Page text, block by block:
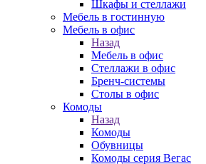
Шкафы и стеллажи
Мебель в гостинную
Мебель в офис
Назад
Мебель в офис
Стеллажи в офис
Бренч-системы
Столы в офис
Комоды
Назад
Комоды
Обувницы
Комоды серия Вегас